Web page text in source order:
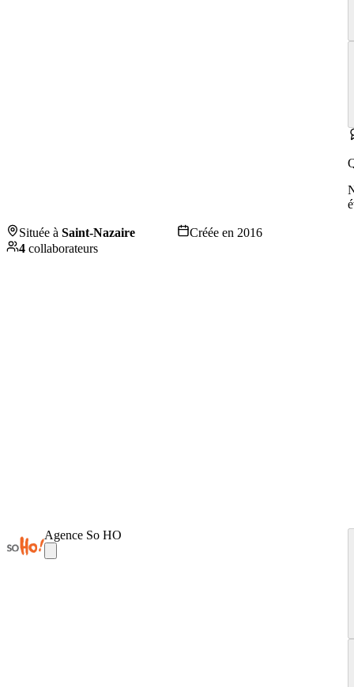
Située à Saint-Nazaire Créée en 2016
4 collaborateurs
Agence So HO